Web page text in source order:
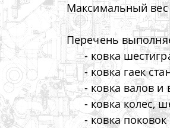
Максимальный вес
Перечень
- ковка
- ковка гаек
- ковка валов и
- ковка колес,
- ковка